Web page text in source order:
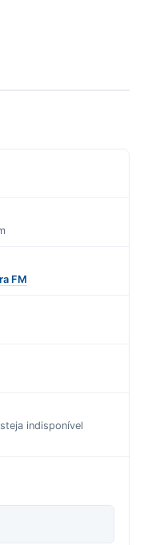
FM
indisponível